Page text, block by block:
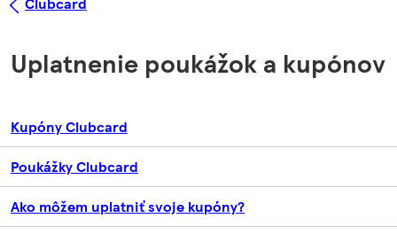
Uplatnenie poukážok a kupónov
Kupóny Clubcard
Poukážky Clubcard
Ako môžem uplatniť svoje kupóny?